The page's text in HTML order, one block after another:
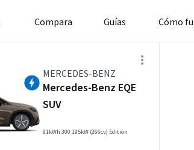
Compara Guías Cómo
MERCEDES-BENZ
Mercedes-Benz EQE
SUV
91kWh 300 195kW (266cv) Edition